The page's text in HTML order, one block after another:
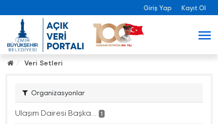
Giriş Yap Kayıt Ol
Veri Setleri
Organizasyonlar
Ulaşım Dairesi Başka... 1